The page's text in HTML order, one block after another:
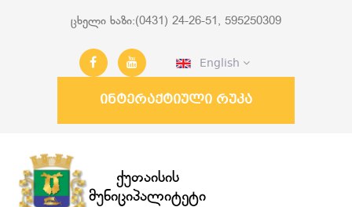
ცხელი ხაზი:(0431) 24-26-51, 595250309
English
ინტერაქტიული რუკა
ქუთაისის
მუნიციპალიტეტი